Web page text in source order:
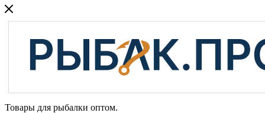
Товары для рыбалки оптом.